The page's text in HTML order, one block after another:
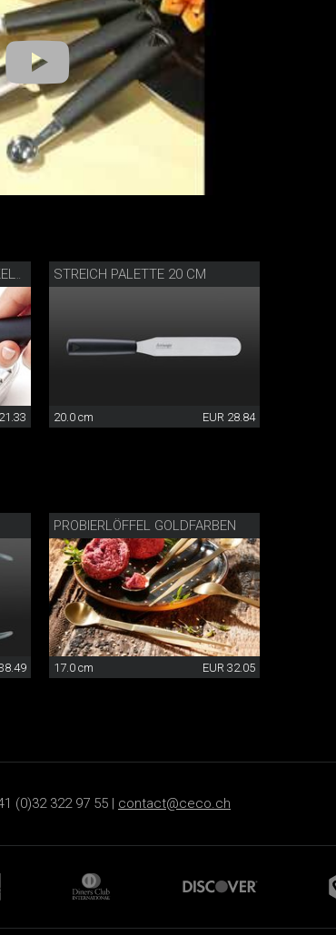
CONFISERIEPALETTE GEWINKELT SPITZ STREICH PALETTE 20 CM
20.0 cm EUR 28.84
PROBIERLÖFFEL GOLDFARBEN
17.0 cm EUR 32.05
(0)32 322 97 55 | contact@ceco.ch